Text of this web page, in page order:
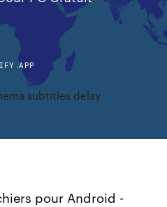
subtitles delay
pour Android -